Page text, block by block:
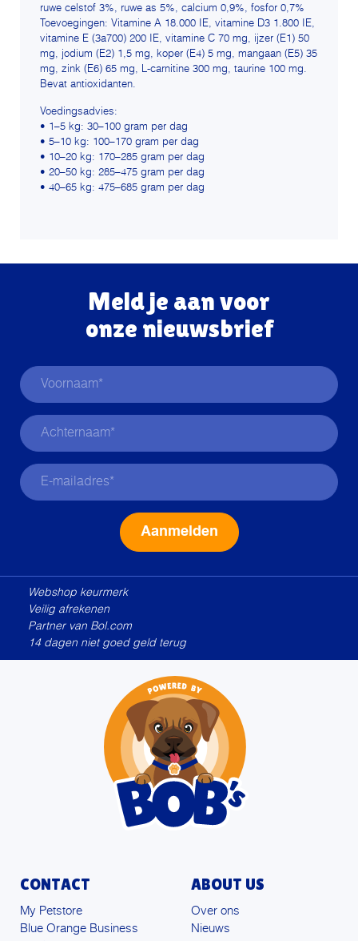
ruwe celstof 3%, ruwe as 5%, calcium 0,9%, fosfor 0,7%
Toevoegingen: Vitamine A 18.000 IE, vitamine D3 1.800 IE,
vitamine E (3a700) 200 IE, vitamine C 70 mg, ijzer (E1) 50
mg, jodium (E2) 1,5 mg, koper (E4) 5 mg, mangaan (E5) 35
mg, zink (E6) 65 mg, L-carnitine 300 mg, taurine 100 mg.
Bevat antioxidanten.
Voedingsadvies:
• 1–5 kg: 30–100 gram per dag
• 5–10 kg: 100–170 gram per dag
• 10–20 kg: 170–285 gram per dag
• 20–50 kg: 285–475 gram per dag
• 40–65 kg: 475–685 gram per dag
Meld je aan voor
onze nieuwsbrief
Webshop keurmerk
Veilig afrekenen
Partner van Bol.com
14 dagen niet goed geld terug
CONTACT
My Petstore
Blue Orange Business
ABOUT US
Over ons
Nieuws